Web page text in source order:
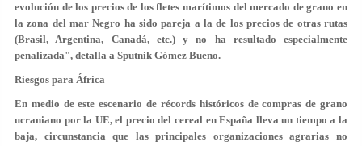
evolución de los precios de los fletes marítimos del mercado de grano en
la zona del mar Negro ha sido pareja a la de los precios de otras rutas
(Brasil, Argentina, Canadá, etc.) y no ha resultado especialmente
penalizada", detalla a Sputnik Gómez Bueno.
Riesgos para África
En medio de este escenario de récords históricos de compras de grano
ucraniano por la UE, el precio del cereal en España lleva un tiempo a la
baja, circunstancia que las principales organizaciones agrarias no